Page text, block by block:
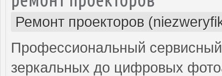
Ремонт проекторов
Профессиональный
зеркальных до цифровых